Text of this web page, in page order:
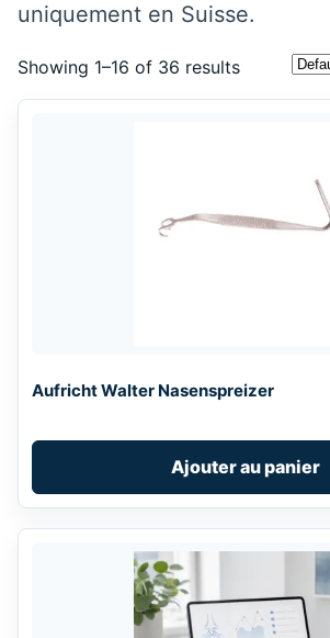
uniquement en Suisse.
Showing 1–16 of 36 results
Aufricht Walter Nasenspreizer
Ajouter au panier